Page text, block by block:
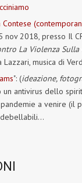
Contese
nov 2018, presso Il
La Violenza Sulla
musica di
": (ideazione,
un antivirus dello
a venire (il